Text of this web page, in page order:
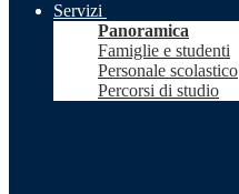
Servizi
Panoramica
Famiglie e studenti
Personale scolastico
Percorsi di studio